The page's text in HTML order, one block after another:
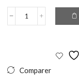
Comparer